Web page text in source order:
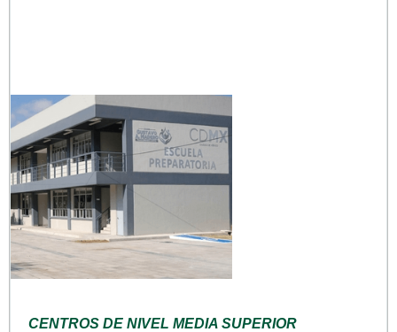
CENTROS DE NIVEL MEDIA SUPERIOR